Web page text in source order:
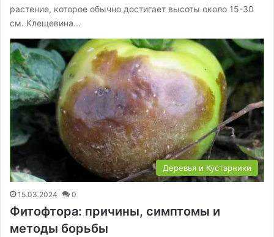
растение, которое обычно достигает высоты около 15-30
см. Клещевина…
Деревья и Кустарники
15.03.2024 0
Фитофтора: причины, симптомы и
методы борьбы